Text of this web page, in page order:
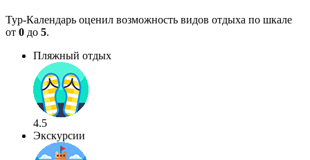
Тур-Календарь оценил возможность видов отдыха по шкале
от 0 до 5.
Пляжный отдых
4.5
Экскурсии